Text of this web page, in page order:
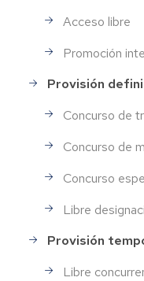
Acceso libre
Promoción
Provisión
Concurso de
Concurso de
Concurso
Libre
Provisión
Libre